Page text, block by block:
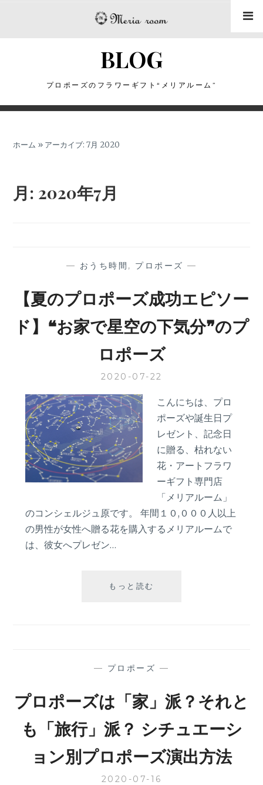
ス
BLOG
プロポーズのフラワーギフト“メリアルーム”
ホーム » アーカイブ: 7月 2020
月: 2020年7月
— おうち時間 , プロポーズ —
【夏のプロポーズ成功エピソー
ド】❝お家で星空の下気分❞のプ
ロポーズ
2020-07-22
こんにちは、プロ
ポーズや誕生日プ
レゼント、記念日
に贈る、枯れない
花・アートフラワ
ーギフト専門店
「メリアルーム」
のコンシェルジュ原です。 年間１０,０００人以上
の男性が女性へ贈る花を購入するメリアルームで
は、彼女へプレゼン…
もっと読む
ズ
エ
ソ
ー
ド】❝お
家
で
— プロポーズ —
プロポーズは「家」派？それと
も「旅行」派？ シチュエーシ
ョン別プロポーズ演出方法
2020-07-16